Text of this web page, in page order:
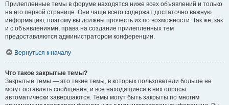
Прилепленные темы в форуме находятся ниже всех объявлений и только
на его первой странице. Они чаще всего содержат достаточно важную
информацию, поэтому вы должны прочесть их по возможности. Так же, как
и с объявлениями, права на создание прилепленных тем
предоставляются администратором конференции.
Вернуться к началу
Что такое закрытые темы?
Закрытые темы — это такие темы, в которых пользователи больше не
могут оставлять сообщения, и все находящиеся в них опросы
автоматически завершаются. Темы могут быть закрыты по многим